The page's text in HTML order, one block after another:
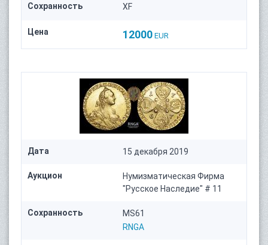
Сохранность XF
Цена 12000 EUR
Дата 15 декабря 2019
Аукцион
Нумизматическая Фирма
"Русское Наследие" # 11
Сохранность
MS61
RNGA